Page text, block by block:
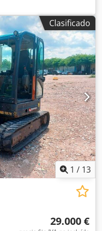
vacío: 14.400 kg
328 cm Tipo de motor:
Olesa de
DOOSAN DL250-3 es
movimiento de
responde bien y su
Ideal para
en subasta. Capacidad:
l Csdpfxszb I U De
Enganche: Bulones
Clasificado
1 / 13
29.000 €